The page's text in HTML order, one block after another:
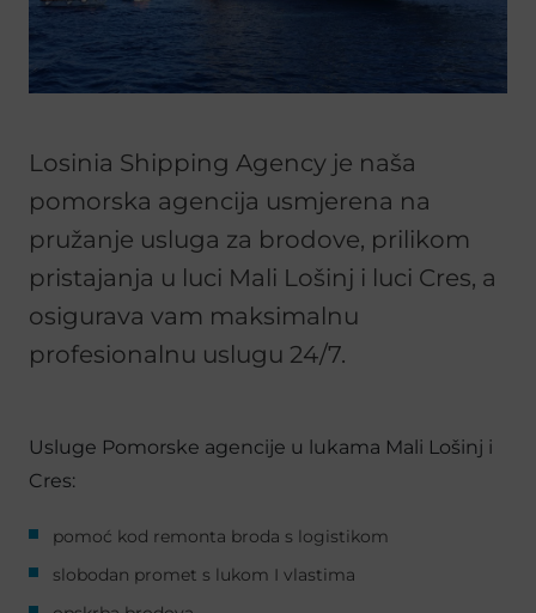
Losinia Shipping Agency je naša
pomorska agencija usmjerena na
pružanje usluga za brodove, prilikom
pristajanja u luci Mali Lošinj i luci Cres, a
osigurava vam maksimalnu
profesionalnu uslugu 24/7.
Usluge Pomorske agencije u lukama Mali Lošinj i
Cres:
pomoć kod remonta broda s logistikom
slobodan promet s lukom I vlastima